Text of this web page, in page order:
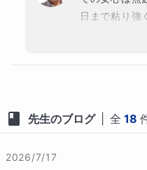
日まで粘り強
テスト中に
これからも引
先生のブログ 全 18
2026/7/17